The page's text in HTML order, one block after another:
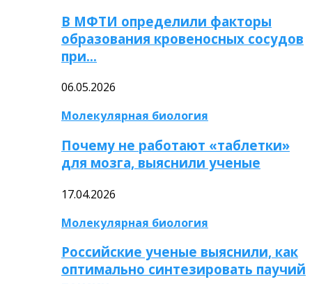
В МФТИ определили факторы
образования кровеносных сосудов
при…
06.05.2026
Молекулярная биология
Почему не работают «таблетки»
для мозга, выяснили ученые
17.04.2026
Молекулярная биология
Российские ученые выяснили, как
оптимально синтезировать паучий